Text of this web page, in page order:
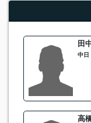
田
中日
高